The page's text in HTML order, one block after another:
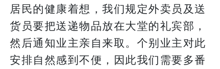
居民的健康着想，我们规定外卖员及送
货员要把送递物品放在大堂的礼宾部，
然后通知业主亲自来取。个别业主对此
安排自然感到不便，因此我们需要多番